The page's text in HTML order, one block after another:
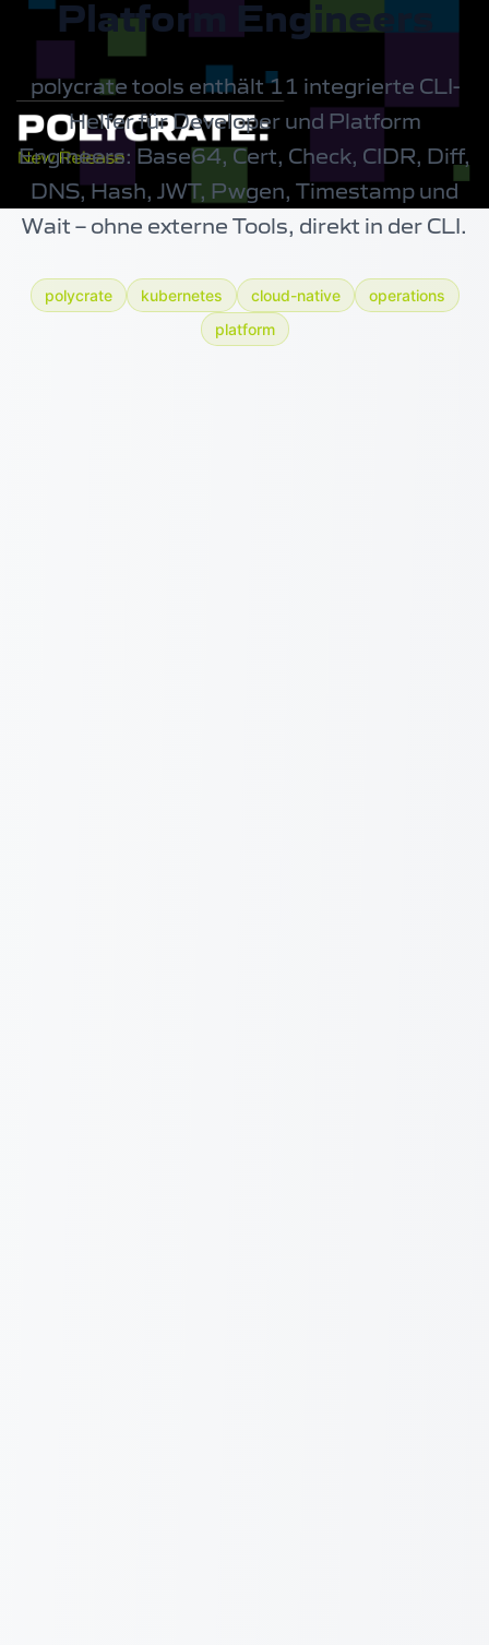
Platform Engineers
polycrate tools enthält 11 integrierte CLI-
Helfer für Developer und Platform
Engineers: Base64, Cert, Check, CIDR, Diff,
DNS, Hash, JWT, Pwgen, Timestamp und
Wait – ohne externe Tools, direkt in der CLI.
polycrate kubernetes cloud-native
operations
platform